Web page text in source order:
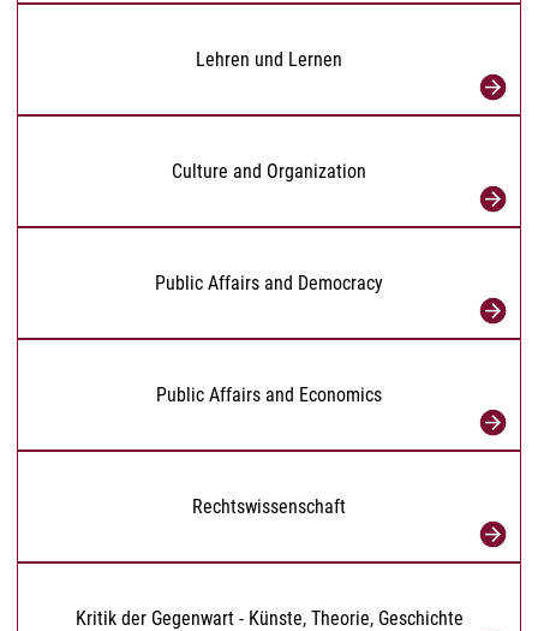
Lehren und Lernen
Culture and Organization
Public Affairs and Democracy
Public Affairs and Economics
Rechtswissenschaft
Kritik der Gegenwart - Künste, Theorie, Geschichte